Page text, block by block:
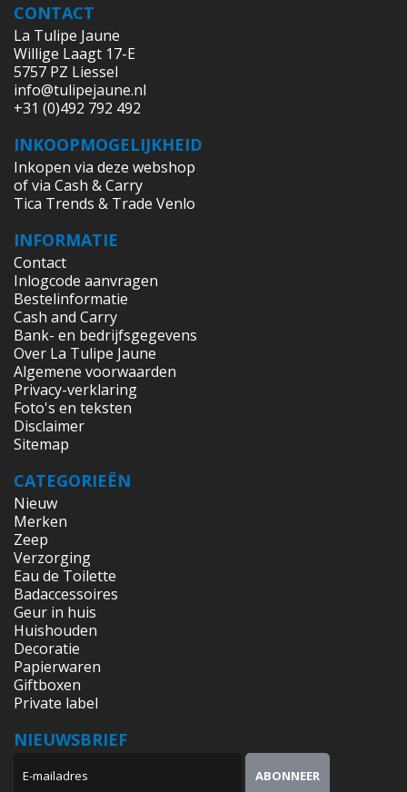
CONTACT
La Tulipe Jaune
Willige Laagt 17-E
5757 PZ Liessel
info@tulipejaune.nl
+31 (0)492 792 492
INKOOPMOGELIJKHEID
Inkopen via deze webshop
of via Cash & Carry
Tica Trends & Trade Venlo
INFORMATIE
Contact
Inlogcode aanvragen
Bestelinformatie
Cash and Carry
Bank- en bedrijfsgegevens
Over La Tulipe Jaune
Algemene voorwaarden
Privacy-verklaring
Foto's en teksten
Disclaimer
Sitemap
CATEGORIEËN
Nieuw
Merken
Zeep
Verzorging
Eau de Toilette
Badaccessoires
Geur in huis
Huishouden
Decoratie
Papierwaren
Giftboxen
Private label
NIEUWSBRIEF